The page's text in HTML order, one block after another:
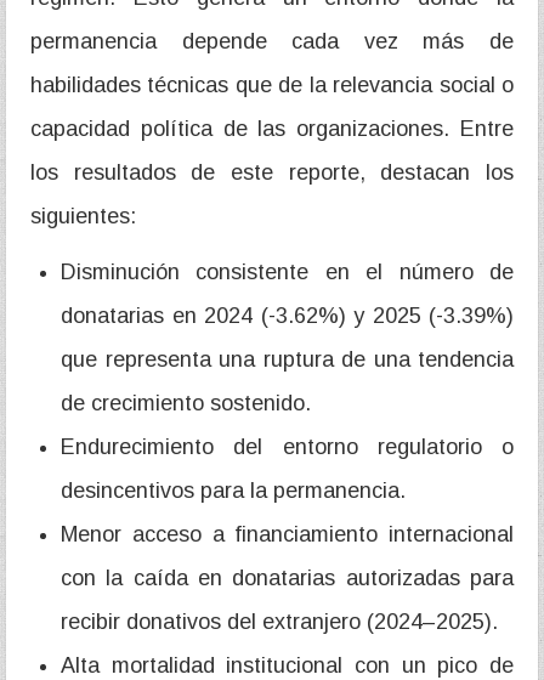
permanencia depende cada vez más de
habilidades técnicas que de la relevancia social o
capacidad política de las organizaciones. Entre
los resultados de este reporte, destacan los
siguientes:
Disminución consistente en el número de
donatarias en 2024 (-3.62%) y 2025 (-3.39%)
que representa una ruptura de una tendencia
de crecimiento sostenido.
Endurecimiento del entorno regulatorio o
desincentivos para la permanencia.
Menor acceso a financiamiento internacional
con la caída en donatarias autorizadas para
recibir donativos del extranjero (2024–2025).
Alta mortalidad institucional con un pico de